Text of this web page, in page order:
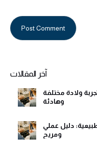
آخر المقالات
ولادة مختلفة
وهادئة
دليل عملي
ومريح